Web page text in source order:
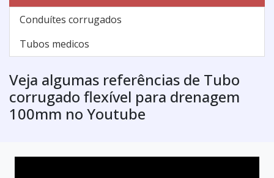
Conduítes corrugados
Tubos medicos
Veja algumas referências de Tubo
corrugado flexível para drenagem
100mm no Youtube